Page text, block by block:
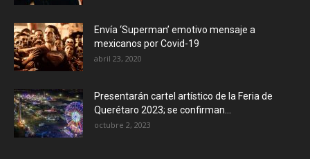
Envía ‘Superman’ emotivo mensaje a
mexicanos por Covid-19
abril 23, 2020
Presentarán cartel artístico de la Feria de
Querétaro 2023; se confirman...
octubre 2, 2023